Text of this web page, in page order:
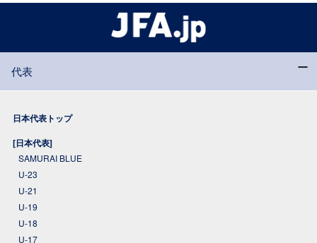
代表
日本代表トップ
[日本代表]
SAMURAI BLUE
U-23
U-21
U-19
U-18
U-17